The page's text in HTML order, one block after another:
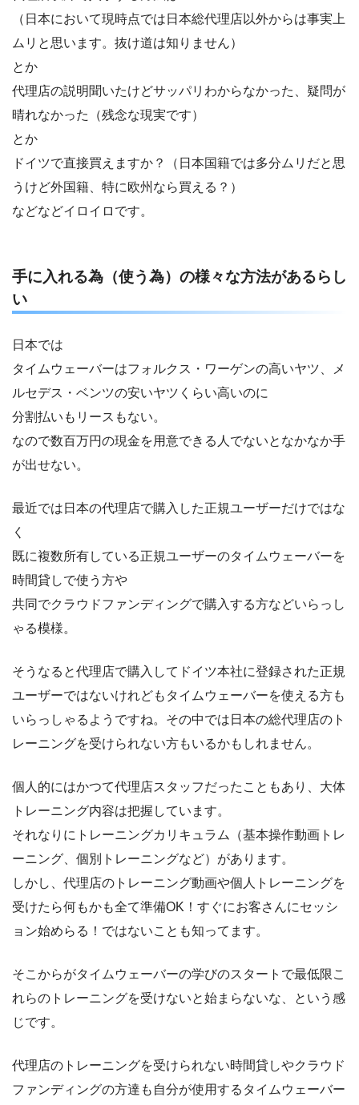
（日本において現時点では日本総代理店以外からは事実上
ムリと思います。抜け道は知りません）
とか
代理店の説明聞いたけどサッパリわからなかった、疑問が
晴れなかった（残念な現実です）
とか
ドイツで直接買えますか？（日本国籍では多分ムリだと思
うけど外国籍、特に欧州なら買える？）
などなどイロイロです。
手に入れる為（使う為）の様々な方法があるらし
い
日本では
タイムウェーバーはフォルクス・ワーゲンの高いヤツ、メ
ルセデス・ベンツの安いヤツくらい高いのに
分割払いもリースもない。
なので数百万円の現金を用意できる人でないとなかなか手
が出せない。
最近では日本の代理店で購入した正規ユーザーだけではな
く
既に複数所有している正規ユーザーのタイムウェーバーを
時間貸しで使う方や
共同でクラウドファンディングで購入する方などいらっし
ゃる模様。
そうなると代理店で購入してドイツ本社に登録された正規
ユーザーではないけれどもタイムウェーバーを使える方も
いらっしゃるようですね。その中では日本の総代理店のト
レーニングを受けられない方もいるかもしれません。
個人的にはかつて代理店スタッフだったこともあり、大体
トレーニング内容は把握しています。
それなりにトレーニングカリキュラム（基本操作動画トレ
ーニング、個別トレーニングなど）があります。
しかし、代理店のトレーニング動画や個人トレーニングを
受けたら何もかも全て準備OK！すぐにお客さんにセッシ
ョン始めらる！ではないことも知ってます。
そこからがタイムウェーバーの学びのスタートで最低限こ
れらのトレーニングを受けないと始まらないな、という感
じです。
代理店のトレーニングを受けられない時間貸しやクラウド
ファンディングの方達も自分が使用するタイムウェーバー